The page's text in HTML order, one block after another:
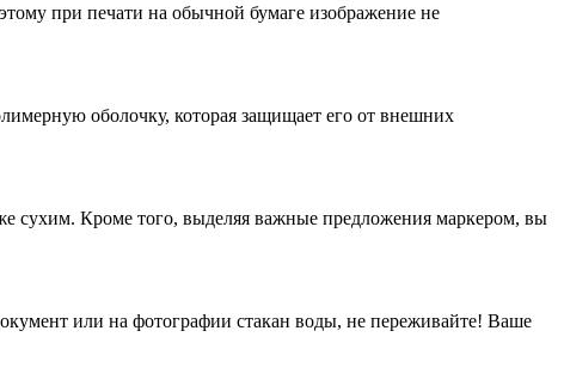
при печати на обычной бумаге изображение не
оболочку, которая защищает его от внешних
сухим. Кроме того, выделяя важные предложения маркером, вы
или на фотографии стакан воды, не переживайте! Ваше